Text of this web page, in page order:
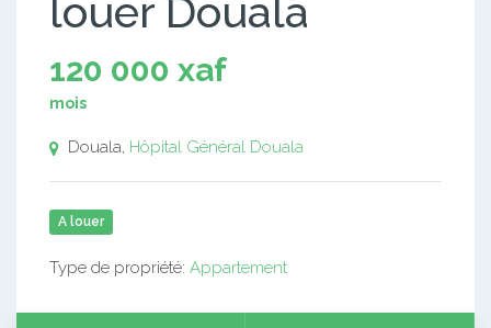
louer Douala
120 000 xaf
mois
Douala, Hôpital Général Douala
A louer
Type de propriété: Appartement